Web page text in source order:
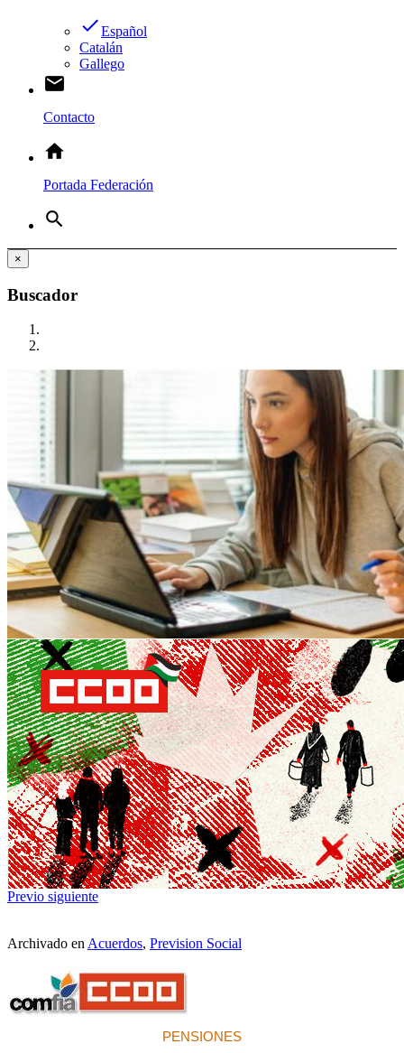
doneEspañol
Catalán
Gallego
email
Contacto
home
Portada Federación
search
×
Buscador
Previo siguiente
Archivado enAcuerdos, Prevision Social
PENSIONES